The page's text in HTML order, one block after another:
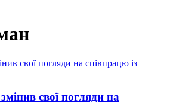
свої погляди на